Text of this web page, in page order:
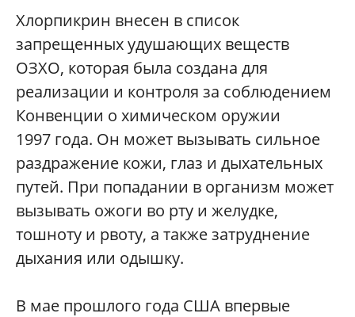
Хлорпикрин внесен в список
запрещенных удушающих веществ
ОЗХО, которая была создана для
реализации и контроля за соблюдением
Конвенции о химическом оружии
1997 года. Он может вызывать сильное
раздражение кожи, глаз и дыхательных
путей. При попадании в организм может
вызывать ожоги во рту и желудке,
тошноту и рвоту, а также затруднение
дыхания или одышку.
В мае прошлого года США впервые